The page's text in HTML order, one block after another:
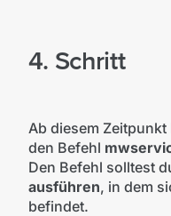
4. Schritt
Ab diesem
den Befehl
Den Befehl solltest
ausführen, in dem
befindet.